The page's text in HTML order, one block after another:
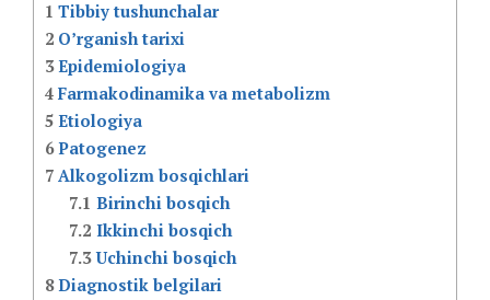
1 Tibbiy tushunchalar
2 O’rganish tarixi
3Epidemiologiya
4 Farmakodinamika va metabolizm
5 Etiologiya
6Patogenez
7 Alkogolizm bosqichlari
7.1 Birinchi bosqich
7.2 Ikkinchi bosqich
7.3Uchinchi bosqich
8Diagnostik belgilari